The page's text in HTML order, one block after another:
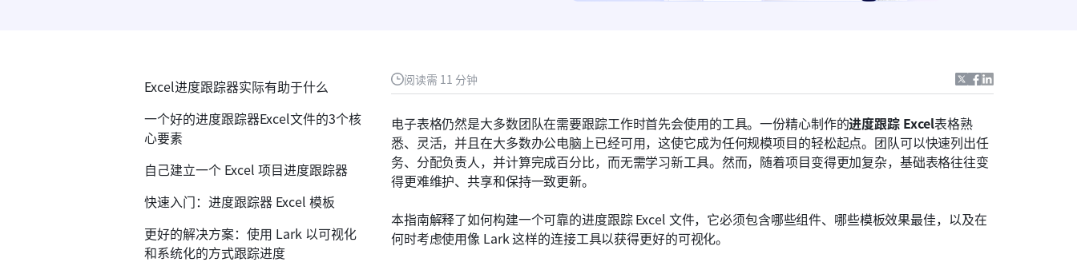
阅读需 11 分钟
电子表格仍然是大多数团队在需要跟踪工作时首先会使用的工具。一份精心制作的进度跟踪 Excel表格熟
悉、灵活，并且在大多数办公电脑上已经可用，这使它成为任何规模项目的轻松起点。团队可以快速列出任
务、分配负责人，并计算完成百分比，而无需学习新工具。然而，随着项目变得更加复杂，基础表格往往变
得更难维护、共享和保持一致更新。
本指南解释了如何构建一个可靠的进度跟踪 Excel 文件，它必须包含哪些组件、哪些模板效果最佳，以及在
何时考虑使用像 Lark 这样的连接工具以获得更好的可视化。
Excel进度跟踪器实际有助于什么
一个好的进度跟踪器Excel文件的3个核
心要素
自己建立一个 Excel 项目进度跟踪器
快速入门：进度跟踪器 Excel 模板
更好的解决方案：使用 Lark 以可视化
和系统化的方式跟踪进度